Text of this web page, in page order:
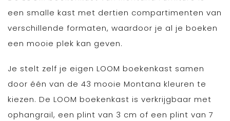
een smalle kast met dertien compartimenten van
verschillende formaten, waardoor je al je boeken
een mooie plek kan geven.
Je stelt zelf je eigen LOOM boekenkast samen
door één van de 43 mooie Montana kleuren te
kiezen. De LOOM boekenkast is verkrijgbaar met
ophangrail, een plint van 3 cm of een plint van 7